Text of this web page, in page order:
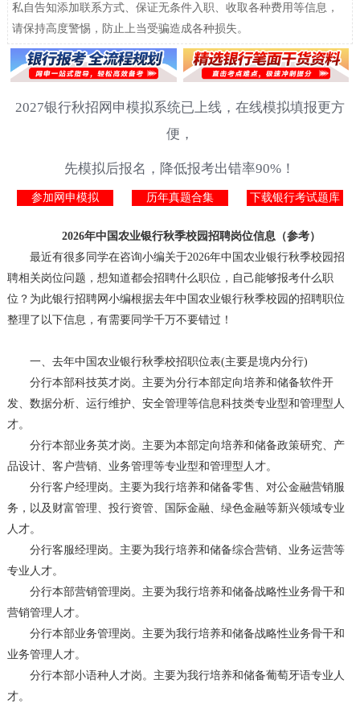
私自告知添加联系方式、保证无条件入职、收取各种费用等信息，
请保持高度警惕，防止上当受骗造成各种损失。
2027银行秋招网申模拟系统已上线，在线模拟填报更方
便，
先模拟后报名，降低报考出错率90%！
参加网申模拟 历年真题合集 下载银行考试题库
2026年中国农业银行秋季校园招聘岗位信息（参考）
最近有很多同学在咨询小编关于2026年中国农业银行秋季校园招
聘相关岗位问题，想知道都会招聘什么职位，自己能够报考什么职
位？为此银行招聘网小编根据去年中国农业银行秋季校园的招聘职位
整理了以下信息，有需要同学千万不要错过！
一、去年中国农业银行秋季校招职位表(主要是境内分行)
分行本部科技英才岗。主要为分行本部定向培养和储备软件开
发、数据分析、运行维护、安全管理等信息科技类专业型和管理型人
才。
分行本部业务英才岗。主要为本部定向培养和储备政策研究、产
品设计、客户营销、业务管理等专业型和管理型人才。
分行客户经理岗。主要为我行培养和储备零售、对公金融营销服
务，以及财富管理、投行资管、国际金融、绿色金融等新兴领域专业
人才。
分行客服经理岗。主要为我行培养和储备综合营销、业务运营等
专业人才。
分行本部营销管理岗。主要为我行培养和储备战略性业务骨干和
营销管理人才。
分行本部业务管理岗。主要为我行培养和储备战略性业务骨干和
业务管理人才。
分行本部小语种人才岗。主要为我行培养和储备葡萄牙语专业人
才。